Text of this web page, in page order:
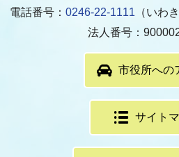
電話番号： 0246-22-1111 （いわ
法人番号：
市役所への
サイト